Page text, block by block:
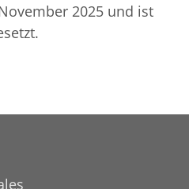
2025 und ist